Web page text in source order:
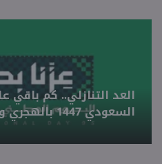
العد التنازلي.. كم باقي
السعودي 1447 بالهجري و2025 بالميلادي؟